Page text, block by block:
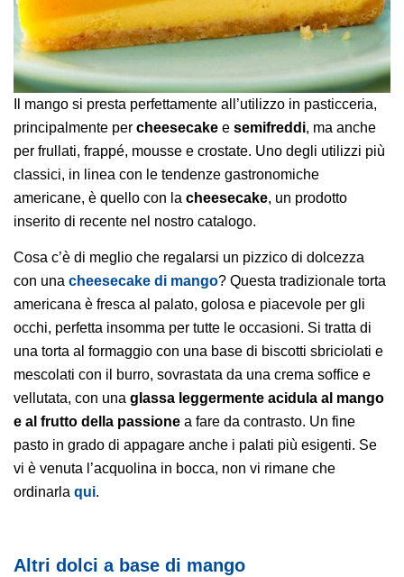
Il mango si presta perfettamente all’utilizzo in pasticceria,
principalmente per cheesecake e semifreddi, ma anche
per frullati, frappé, mousse e crostate. Uno degli utilizzi più
classici, in linea con le tendenze gastronomiche
americane, è quello con la cheesecake, un prodotto
inserito di recente nel nostro catalogo.
Cosa c’è di meglio che regalarsi un pizzico di dolcezza
con una cheesecake di mango? Questa tradizionale torta
americana è fresca al palato, golosa e piacevole per gli
occhi, perfetta insomma per tutte le occasioni. Si tratta di
una torta al formaggio con una base di biscotti sbriciolati e
mescolati con il burro, sovrastata da una crema soffice e
vellutata, con una glassa leggermente acidula al mango
e al frutto della passione a fare da contrasto. Un fine
pasto in grado di appagare anche i palati più esigenti. Se
vi è venuta l’acquolina in bocca, non vi rimane che
ordinarla qui.
Altri dolci a base di mango